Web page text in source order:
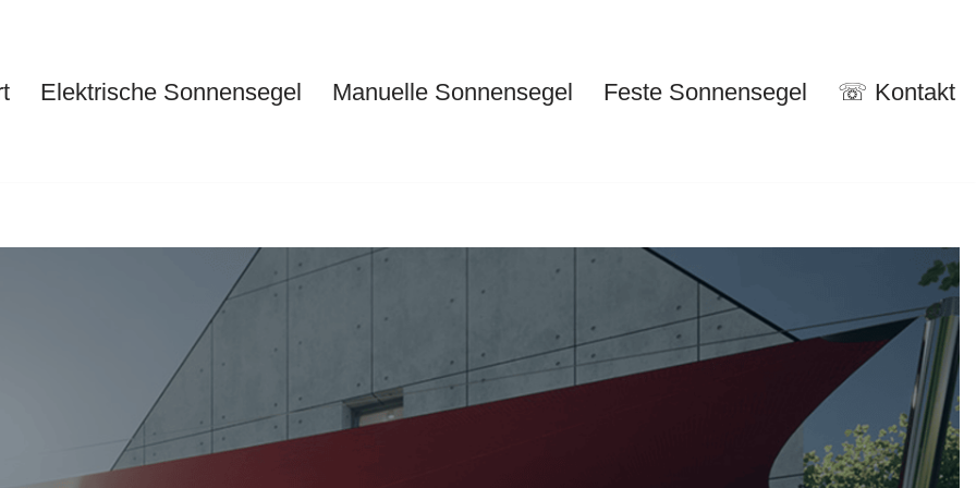
Elektrische Sonnensegel Manuelle Sonnensegel Feste Sonnensegel ☏ Kontakt